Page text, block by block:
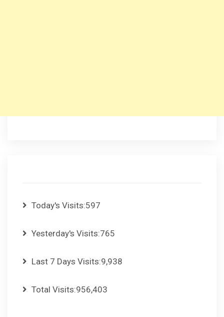
Today's Visits:597
Yesterday's Visits:765
Last 7 Days Visits:9,938
Total Visits:956,403